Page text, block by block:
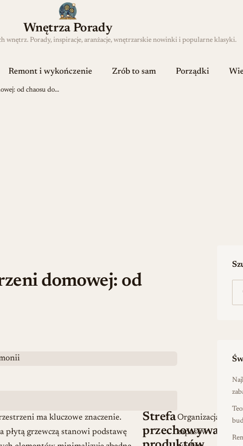
Wnętrza Porady
wnętrz. Porady, inspiracje, aranżacje, wnętrzarskie nowinki i popularne klasyki.
Remont i wykończenie Zrób to sam Porządki
od chaosu do…
domowej: od
ma kluczowe znaczenie.
płytą grzewczą stanowi podstawę
Strefa
przechowywania
Organizacja
zapasów